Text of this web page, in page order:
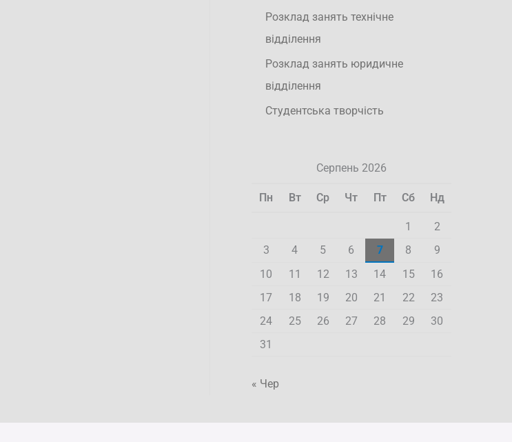
Розклад занять технічне
відділення
Розклад занять юридичне
відділення
Студентська творчість
Серпень 2026
Пн Вт Ср Чт Пт Сб Нд
1
2
3
4 5 6 7 8
9
10
11 12 13 14 15
16
17
18 19 20 21 22
23
24
25 26 27 28 29
30
31
« Чер